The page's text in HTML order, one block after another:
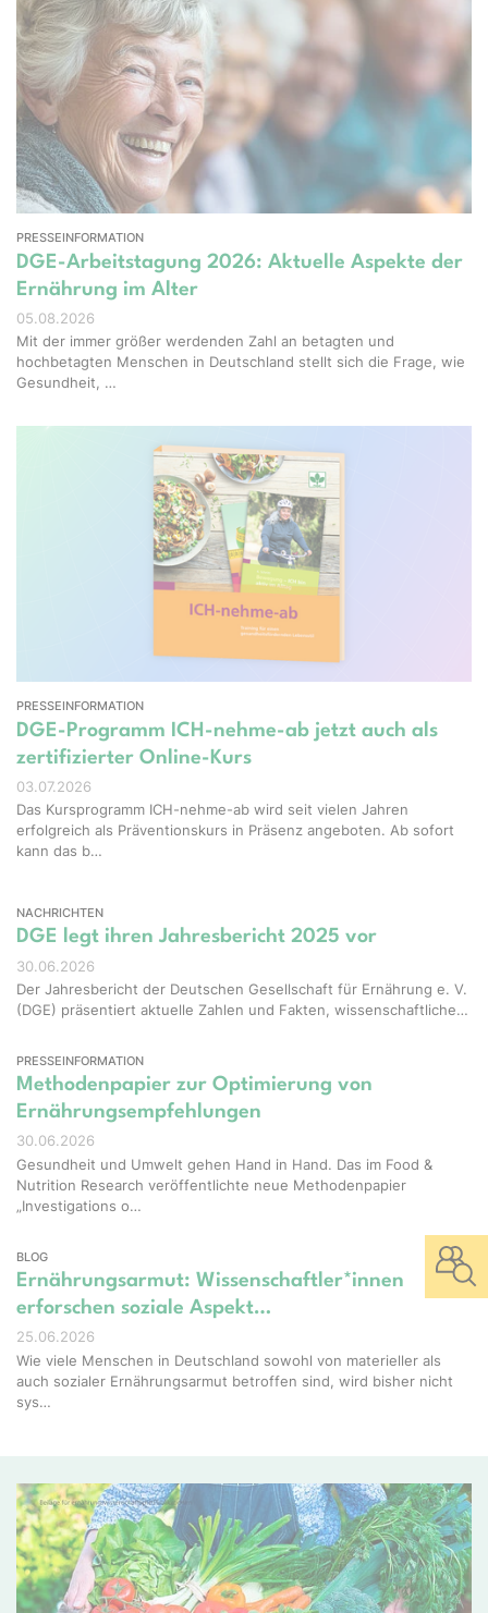
PRESSEINFORMATION
DGE-Arbeitstagung 2026: Aktuelle Aspekte der
Ernährung im Alter
05.08.2026
Mit der immer größer werdenden Zahl an betagten und
hochbetagten Menschen in Deutschland stellt sich die Frage, wie
Gesundheit, …
PRESSEINFORMATION
DGE-Programm ICH-nehme-ab jetzt auch als
zertifizierter Online-Kurs
03.07.2026
Das Kursprogramm ICH-nehme-ab wird seit vielen Jahren
erfolgreich als Präventionskurs in Präsenz angeboten. Ab sofort
kann das b…
NACHRICHTEN
DGE legt ihren Jahresbericht 2025 vor
30.06.2026
Der Jahresbericht der Deutschen Gesellschaft für Ernährung e. V.
(DGE) präsentiert aktuelle Zahlen und Fakten, wissenschaftliche…
PRESSEINFORMATION
Methodenpapier zur Optimierung von
Ernährungsempfehlungen
30.06.2026
Gesundheit und Umwelt gehen Hand in Hand. Das im Food &
Nutrition Research veröffentlichte neue Methodenpapier
„Investigations o…
BLOG
Ernährungsarmut: Wissenschaftler*innen
erforschen soziale Aspekt…
25.06.2026
Wie viele Menschen in Deutschland sowohl von materieller als
auch sozialer Ernährungsarmut betroffen sind, wird bisher nicht
sys…